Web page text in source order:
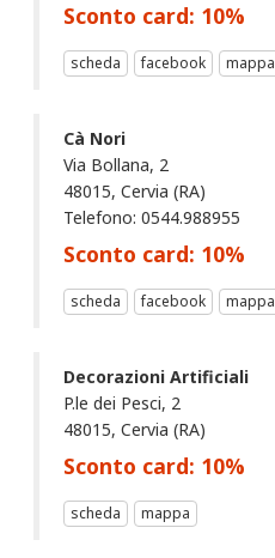
Sconto card: 10%
scheda facebook mappa
Cà Nori
Via Bollana, 2
48015, Cervia (RA)
Telefono: 0544.988955
Sconto card: 10%
scheda facebook mappa
Decorazioni Artificiali
P.le dei Pesci, 2
48015, Cervia (RA)
Sconto card: 10%
scheda mappa